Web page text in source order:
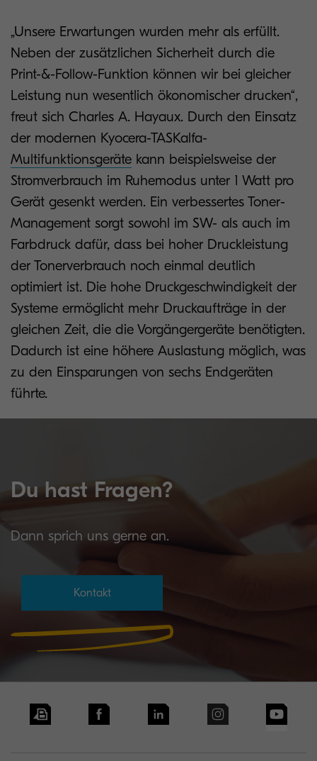
„Unsere Erwartungen wurden mehr als erfüllt.
Neben der zusätzlichen Sicherheit durch die
Print-&-Follow-Funktion können wir bei gleicher
Leistung nun wesentlich ökonomischer drucken“,
freut sich Charles A. Hayaux. Durch den Einsatz
der modernen Kyocera-TASKalfa-
Multifunktionsgeräte kann beispielsweise der
Stromverbrauch im Ruhemodus unter 1 Watt pro
Gerät gesenkt werden. Ein verbessertes Toner-
Management sorgt sowohl im SW- als auch im
Farbdruck dafür, dass bei hoher Druckleistung
der Tonerverbrauch noch einmal deutlich
optimiert ist. Die hohe Druckgeschwindigkeit der
Systeme ermöglicht mehr Druckaufträge in der
gleichen Zeit, die die Vorgängergeräte benötigten.
Dadurch ist eine höhere Auslastung möglich, was
zu den Einsparungen von sechs Endgeräten
führte.
Du hast Fragen?
Dann sprich uns gerne an.
Kontakt